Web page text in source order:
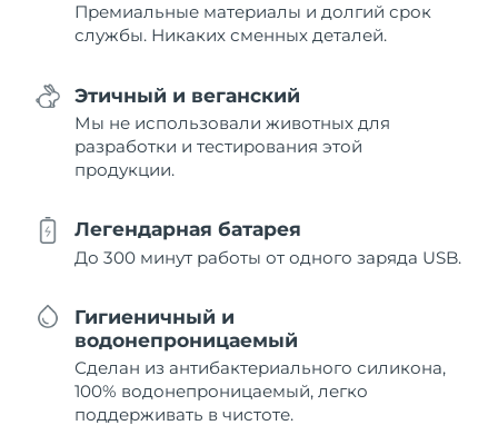
Премиальные материалы и долгий срок
службы. Никаких сменных деталей.
Этичный и веганский
Мы не использовали животных для
разработки и тестирования этой
продукции.
Легендарная батарея
До 300 минут работы от одного заряда USB.
Гигиеничный и
водонепроницаемый
Сделан из антибактериального силикона,
100% водонепроницаемый, легко
поддерживать в чистоте.